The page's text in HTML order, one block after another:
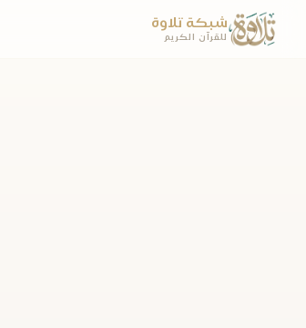
شبكة تلاوة
للقرآن الكريم